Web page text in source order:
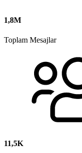
1,8M
Toplam Mesajlar
11,5K